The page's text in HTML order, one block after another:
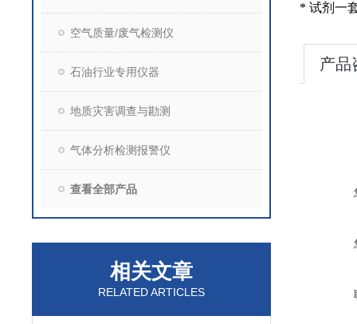
空气质量/废气检测仪
石油行业专用仪器
地质灾害调查与勘测
气体分析检测报警仪
查看全部产品
相关文章
RELATED ARTICLES
* 试剂一
产品